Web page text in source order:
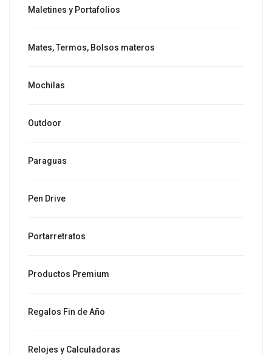
Maletines y Portafolios
Mates, Termos, Bolsos materos
Mochilas
Outdoor
Paraguas
Pen Drive
Portarretratos
Productos Premium
Regalos Fin de Año
Relojes y Calculadoras